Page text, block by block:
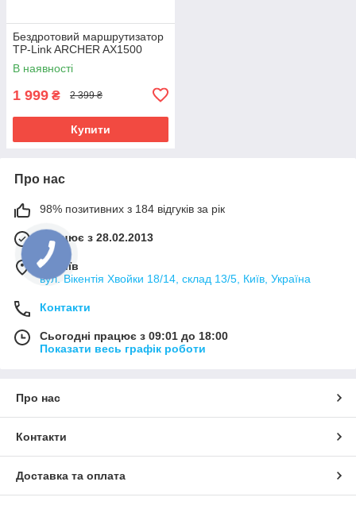
Бездротовий маршрутизатор
TP-Link ARCHER AX1500
В наявності
1 999 ₴ 2 399 ₴
Купити
Про нас
98% позитивних з 184 відгуків за рік
Працює з 28.02.2013
м. Київ
вул. Вікентія Хвойки 18/14, склад 13/5, Київ, Україна
Контакти
Сьогодні працює з 09:01 до 18:00
Показати весь графік роботи
Про нас
Контакти
Доставка та оплата